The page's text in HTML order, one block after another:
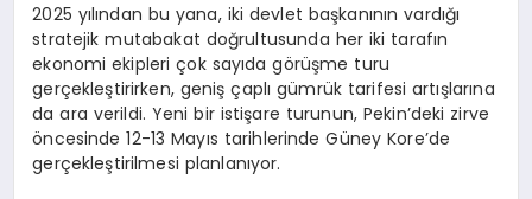
2025 yılından bu yana, iki devlet başkanının vardığı
stratejik mutabakat doğrultusunda her iki tarafın
ekonomi ekipleri çok sayıda görüşme turu
gerçekleştirirken, geniş çaplı gümrük tarifesi artışlarına
da ara verildi. Yeni bir istişare turunun, Pekin’deki zirve
öncesinde 12-13 Mayıs tarihlerinde Güney Kore’de
gerçekleştirilmesi planlanıyor.